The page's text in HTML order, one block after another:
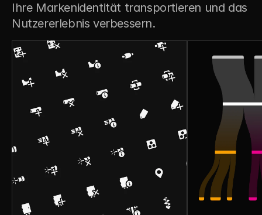
Ihre Markenidentität transportieren und das
Nutzererlebnis verbessern.